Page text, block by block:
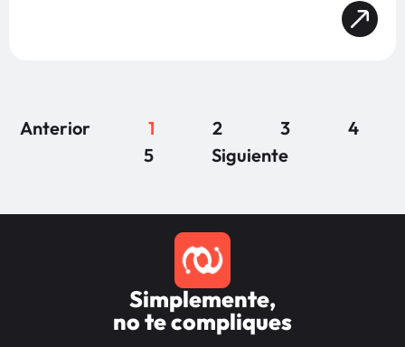
Anterior 1 2 3
4
5
Siguiente
Simplemente,
no te compliques